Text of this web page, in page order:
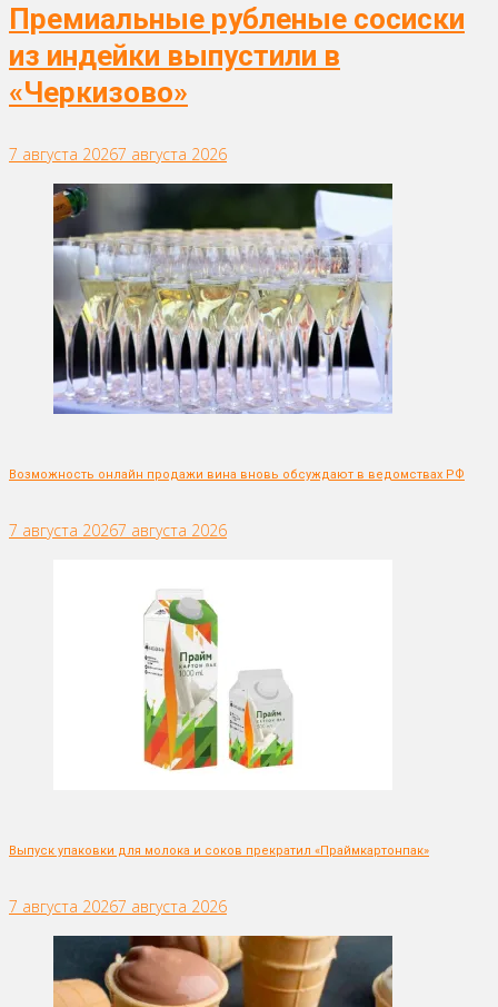
Премиальные рубленые сосиски
из индейки выпустили в
«Черкизово»
7 августа 20267 августа 2026
Возможность онлайн продажи вина вновь обсуждают в ведомствах РФ
7 августа 20267 августа 2026
Выпуск упаковки для молока и соков прекратил «Праймкартонпак»
7 августа 20267 августа 2026